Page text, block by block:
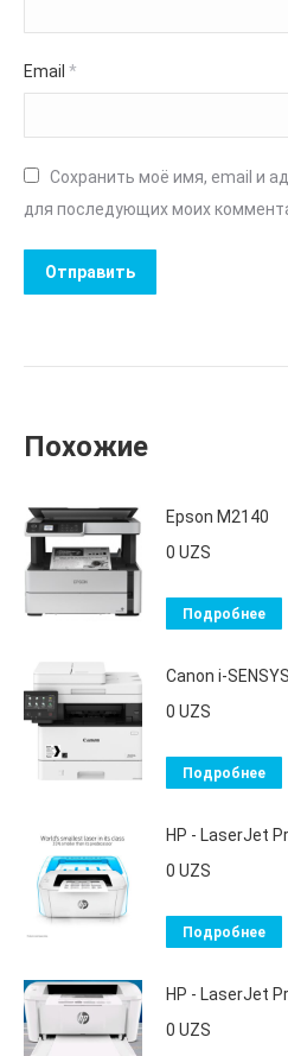
Email *
Сохранить моё имя, email и
для последующих моих
Похожие
Epson M2140
0 UZS
Подробнее
Canon i-
0 UZS
Подробнее
HP - LaserJet
0 UZS
Подробнее
HP - LaserJet
0 UZS